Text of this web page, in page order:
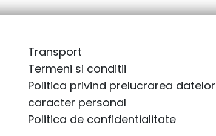
Transport
Termeni si conditii
Politica privind prelucrarea
caracter personal
Politica de confidentialitate